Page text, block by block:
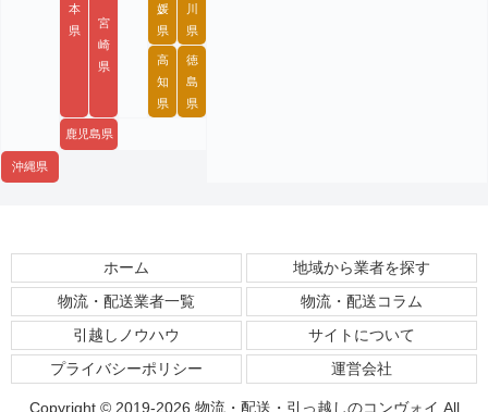
本
県
宮
崎
県
媛
県
川
県
高
知
県
徳
島
県
鹿児島県
沖縄県
ホーム
地域から業者を探す
物流・配送業者一覧
物流・配送コラム
引越しノウハウ
サイトについて
プライバシーポリシー
運営会社
Copyright © 2019-2026 物流・配送・引っ越しのコンヴォイ All